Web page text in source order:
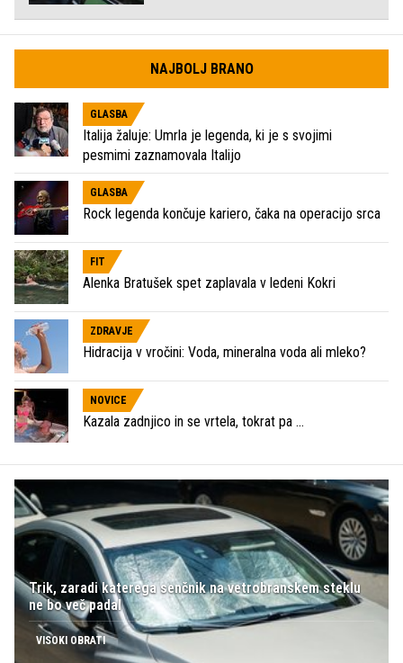
NAJBOLJ BRANO
GLASBA
Italija žaluje: Umrla je legenda, ki je s svojimi
pesmimi zaznamovala Italijo
GLASBA
Rock legenda končuje kariero, čaka na operacijo srca
FIT
Alenka Bratušek spet zaplavala v ledeni Kokri
ZDRAVJE
Hidracija v vročini: Voda, mineralna voda ali mleko?
NOVICE
Kazala zadnjico in se vrtela, tokrat pa ...
Trik, zaradi katerega senčnik na vetrobranskem steklu
ne bo več padal
VISOKI OBRATI